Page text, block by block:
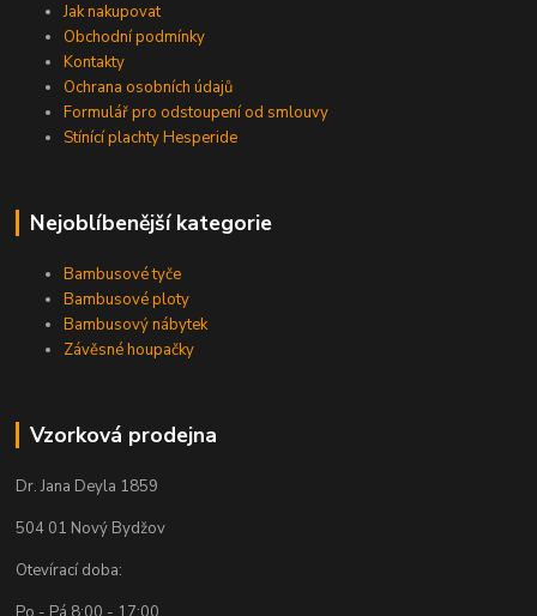
Jak nakupovat
Obchodní podmínky
Kontakty
Ochrana osobních údajů
Formulář pro odstoupení od smlouvy
Stínící plachty Hesperide
Nejoblíbenější kategorie
Bambusové tyče
Bambusové ploty
Bambusový nábytek
Závěsné houpačky
Vzorková prodejna
Dr. Jana Deyla 1859
504 01 Nový Bydžov
Otevírací doba: